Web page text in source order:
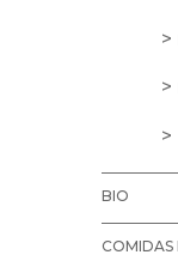
BIO
COMIDAS